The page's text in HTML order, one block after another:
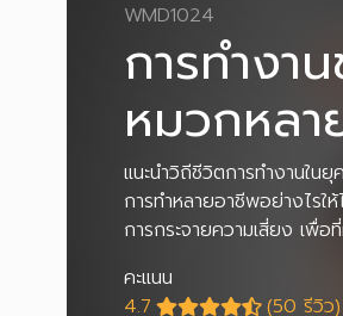
WMD1024
การทำงา
หมวกหลา
แนะนำวิถีชีวิตการทำงานใน
การทำหลายอาชีพอย่างไรใ
การกระจายความเสี่ยง เพื่
คะแนน
4.7
(50 รีวิว)